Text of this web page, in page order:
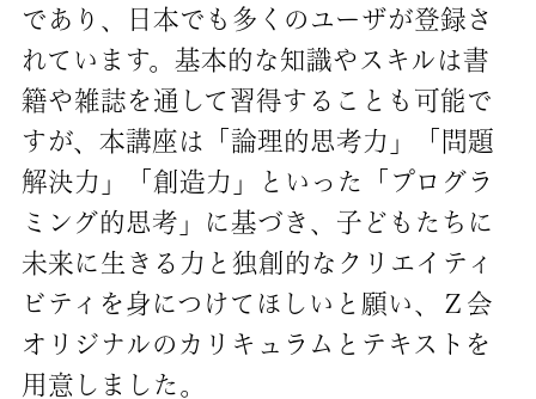
であり、日本でも多くのユーザが登録さ
れています。基本的な知識やスキルは書
籍や雑誌を通して習得することも可能で
すが、本講座は「論理的思考力」「問題
解決力」「創造力」といった「プログラ
ミング的思考」に基づき、子どもたちに
未来に生きる力と独創的なクリエイティ
ビティを身につけてほしいと願い、Ｚ会
オリジナルのカリキュラムとテキストを
用意しました。